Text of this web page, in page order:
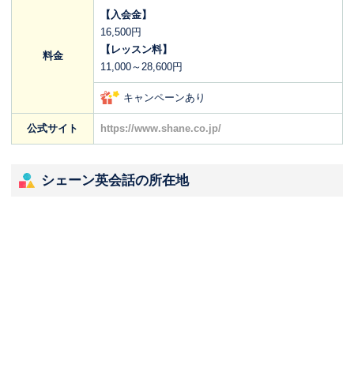
料金
【入会金】
16,500円
【レッスン料】
11,000～28,600円
キャンペーンあり
公式サイト https://www.shane.co.jp/
シェーン英会話の所在地